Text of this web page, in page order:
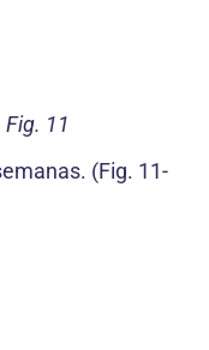
Fig. 11
(Fig. 11-